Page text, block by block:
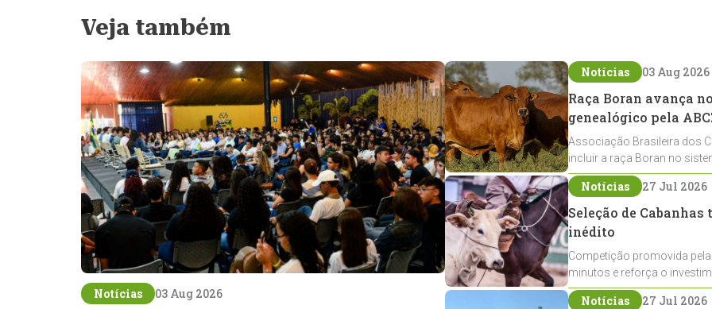
Veja também
Notícias 03 Aug 2026
Notícias 03 Aug 2026
Raça Boran avança
genealógico pela
Associação Brasileira dos
incluir a raça Boran no
expansão na pecuária
Notícias 27 Jul 2026
Seleção de
inédito
Competição promovida
minutos e reforça o
Crioulos voltados ao laço
Notícias 27 Jul 2026